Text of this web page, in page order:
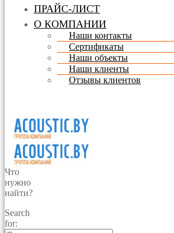
ПРАЙС-ЛИСТ
О КОМПАНИИ
Наши контакты
Сертификаты
Наши объекты
Наши клиенты
Отзывы клиентов
Что
нужно
найти?
Search
for: